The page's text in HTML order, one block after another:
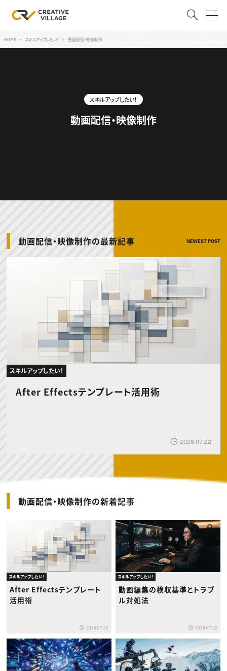
クリエイター求人を探す
スキルアップしたい！ トップ
デザイン
プログラミング
編集・ライティング
マーケティング
ディレクション
TOP Creator’s コラム
Webクリエイター
アプリクリエイター
ゲームクリエイター
クリエイターインタビュー
セミナー
ニュース・トレンド トップ
CREATIVE VILLAGEからのお知らせ
プロフェッショナル×つながる×メディア
HOME スキルアップしたい！ 動画配信・映像制作
スキルアップしたい！
動画配信・映像制作
動画配信・映像制作の最新記事 NEWEST POST
スキルアップしたい！
After Effectsテンプレート活用術
2026.07.22
動画配信・映像制作の新着記事
スキルアップしたい！
After Effectsテンプレート
活用術
2026.07.22
スキルアップしたい！
動画編集の検収基準とトラブ
ル対処法
2026.07.22